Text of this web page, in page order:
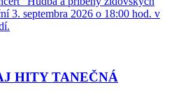
3. septembra 2026 o 18:00 hod. v
HITY TANEČNÁ